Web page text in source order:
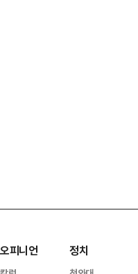
오피니언 정치